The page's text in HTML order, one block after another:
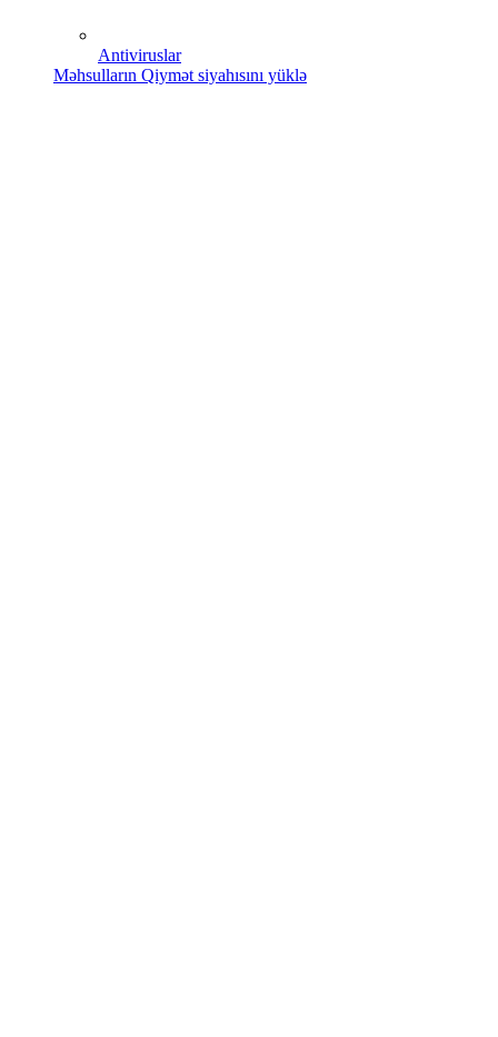
Antiviruslar
Məhsulların Qiymət siyahısını yüklə